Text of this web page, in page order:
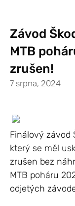
Závod
MTB
zrušen!
7 srpna, 2024
Finálový závod
který se měl
zrušen bez
MTB poháru
odjetých